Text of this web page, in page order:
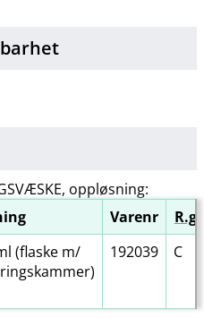
oppløsning:
Varenr
R.gr
(flaske m​/​
192039 C